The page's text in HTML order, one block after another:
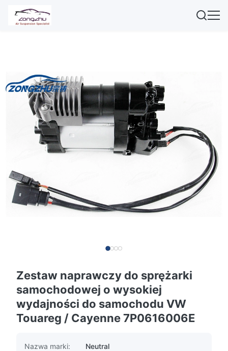
Zestaw naprawczy do sprężarki
samochodowej o wysokiej
wydajności do samochodu VW
Touareg / Cayenne 7P0616006E
Nazwa marki:
Neutral